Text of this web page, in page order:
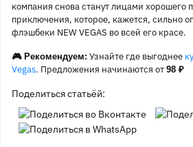
компания снова станут лицами хорошего
приключения, которое, кажется, сильно
флэшбеки NEW VEGAS во всей его красе.
🎮 Рекомендуем: Узнайте где выгоднее
Vegas. Предложения начинаются от 98 ₽
Поделиться статьёй: